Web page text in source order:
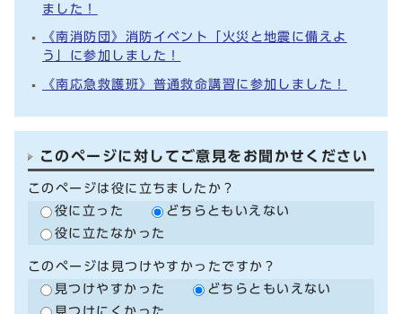
ました！
《南消防団》消防イベント「火災と地震に備えよ
う」に参加しました！
《南応急救護班》普通救命講習に参加しました！
このページに対してご意見をお聞かせください
このページは役に立ちましたか？
役に立った
どちらともいえない
役に立たなかった
このページは見つけやすかったですか？
見つけやすかった
どちらともいえない
見つけにくかった